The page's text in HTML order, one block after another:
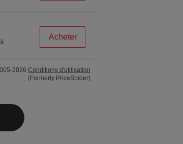
Acheter
2026 Conditions d'utilisation
(Formerly PriceSpider)